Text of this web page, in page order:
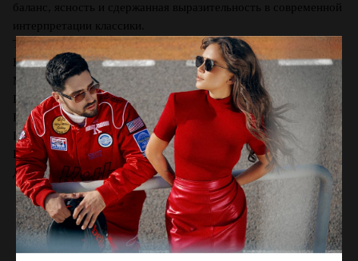
баланс, ясность и сдержанная выразительность в современной
интерпретации классики.
Тип линз: Нейлон
Вид оправы: Панто
Материал: Ацетат
Цвет оправы: Ruby Raven
Производство: Гонконг
Ширина линзы, мм: 51
Ширина переносицы, мм: 21
Длина заушника, мм: 145